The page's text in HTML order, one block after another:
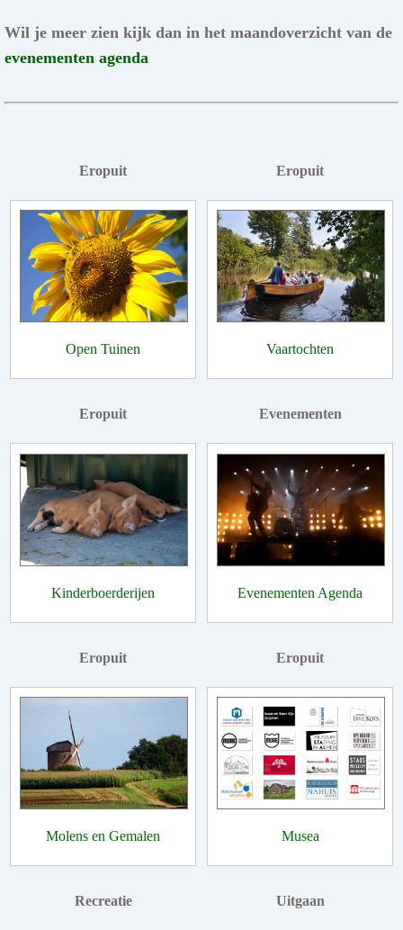
Wil je meer zien kijk dan in het maandoverzicht van de
evenementen agenda
Eropuit
Open Tuinen
Eropuit
Vaartochten
Eropuit
Kinderboerderijen
Evenementen
Evenementen Agenda
Eropuit
Molens en Gemalen
Eropuit
Musea
Recreatie Uitgaan